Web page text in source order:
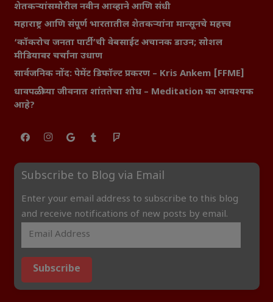
शेतकऱ्यांसमोरील नवीन आव्हाने आणि संधी
महाराष्ट्र आणि संपूर्ण भारतातील शेतकऱ्यांना मान्सूनचे महत्त्व
‘कॉकरोच जनता पार्टी’ची वेबसाईट अचानक डाउन; सोशल
मीडियावर चर्चांना उधाण
सार्वजनिक नोंद: पेमेंट डिफॉल्ट प्रकरण – Kris Ankem [FFME]
धावपळीच्या जीवनात शांततेचा शोध – Meditation का आवश्यक
आहे?
Subscribe to Blog via Email
Enter your email address to subscribe to this blog
and receive notifications of new posts by email.
Subscribe